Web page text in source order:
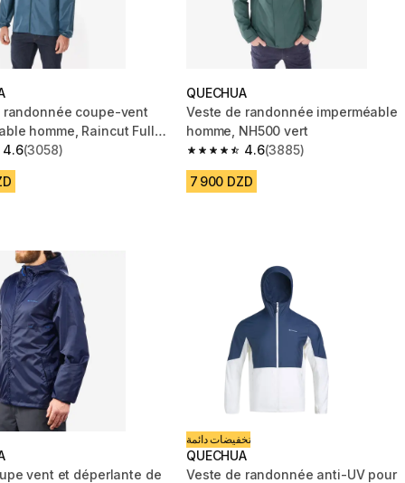
randonnée coupe-vent
homme, Raincut Full
4.6
5 stars from 3058 reviews
(3058)
QUECHUA
Veste de randonnée imperméable
homme, NH500 vert
4.6
4.6 out of 5 stars from 3885 reviews
(3885)
7 900 DZD
vent et déperlante de
تخفيضات دائمة
QUECHUA
Veste de randonnée anti-UV pour